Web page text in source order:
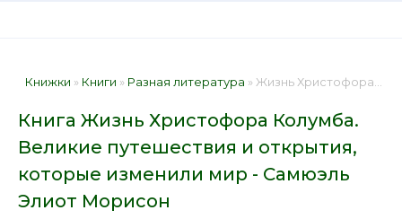
Книжки » Книги » Разная литература » Жизнь Христофора Колумба. Великие путешествия и открытия, которые изменили мир - Самюэль Элиот Морисон 📕 - Книга онлайн бесплатно
Книга Жизнь Христофора Колумба.
Великие путешествия и открытия,
которые изменили мир - Самюэль
Элиот Морисон